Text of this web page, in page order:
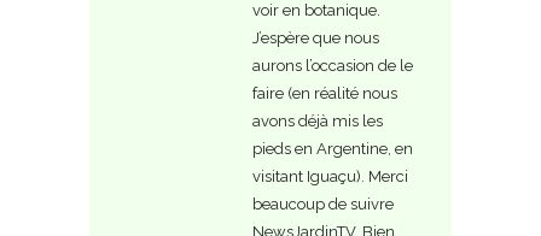
voir en botanique.
J’espère que nous
aurons l’occasion de le
faire (en réalité nous
avons déjà mis les
pieds en Argentine, en
visitant Iguaçu). Merci
beaucoup de suivre
NewsJardinTV. Bien